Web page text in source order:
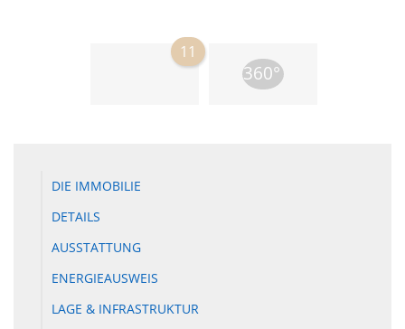
11
DIE IMMOBILIE
DETAILS
AUSSTATTUNG
ENERGIEAUSWEIS
LAGE & INFRASTRUKTUR